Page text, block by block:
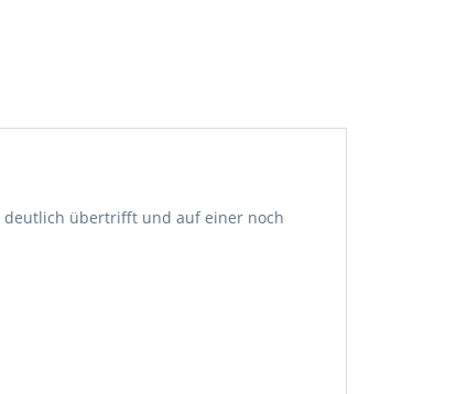
deutlich übertrifft und auf einer noch